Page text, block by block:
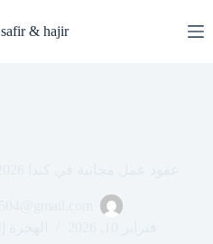
safir & hajir